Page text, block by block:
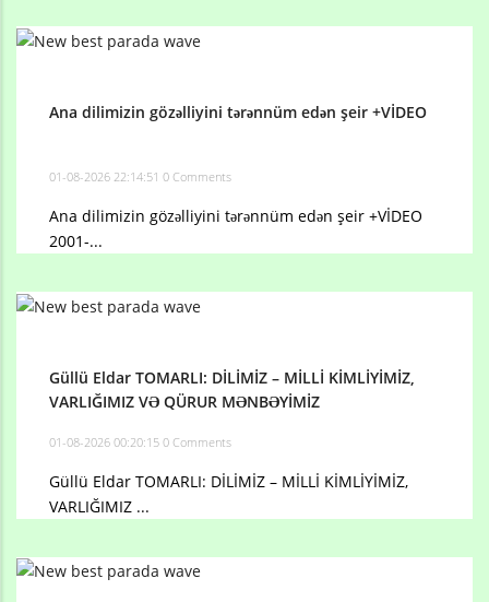
Ana dilimizin gözəlliyini tərənnüm edən şeir +VİDEO
01-08-2026 22:14:51 0 Comments
Ana dilimizin gözəlliyini tərənnüm edən şeir +VİDEO
2001-...
Güllü Eldar TOMARLI: DİLİMİZ – MİLLİ KİMLİYİMİZ,
VARLIĞIMIZ VƏ QÜRUR MƏNBƏYİMİZ
01-08-2026 00:20:15 0 Comments
Güllü Eldar TOMARLI: DİLİMİZ – MİLLİ KİMLİYİMİZ,
VARLIĞIMIZ ...